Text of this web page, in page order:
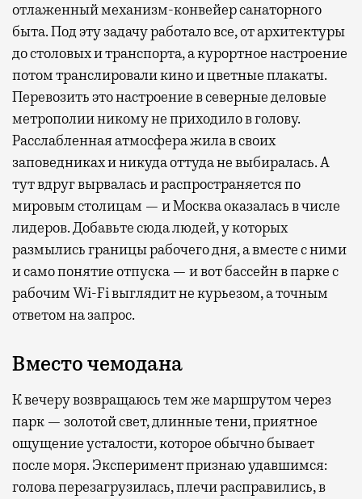
отлаженный механизм-конвейер санаторного
быта. Под эту задачу работало все, от архитектуры
до столовых и транспорта, а курортное настроение
потом транслировали кино и цветные плакаты.
Перевозить это настроение в северные деловые
метрополии никому не приходило в голову.
Расслабленная атмосфера жила в своих
заповедниках и никуда оттуда не выбиралась. А
тут вдруг вырвалась и распространяется по
мировым столицам — и Москва оказалась в числе
лидеров. Добавьте сюда людей, у которых
размылись границы рабочего дня, а вместе с ними
и само понятие отпуска — и вот бассейн в парке с
рабочим Wi-Fi выглядит не курьезом, а точным
ответом на запрос.
Вместо чемодана
К вечеру возвращаюсь тем же маршрутом через
парк — золотой свет, длинные тени, приятное
ощущение усталости, которое обычно бывает
после моря. Эксперимент признаю удавшимся:
голова перезагрузилась, плечи расправились, в